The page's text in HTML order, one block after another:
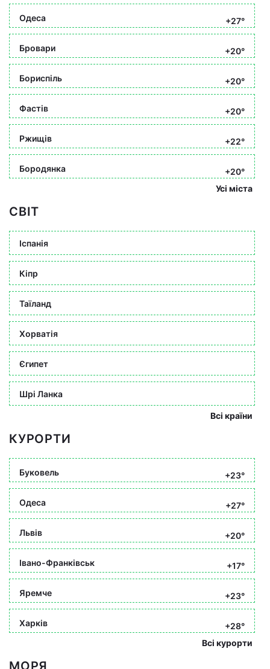
Одеса +27°
Бровари +20°
Бориспіль +20°
Фастів +20°
Ржищів +22°
Бородянка
+20°
Усі міста
СВІТ
Іспанія
Кіпр
Таїланд
Хорватія
Єгипет
Шрі Ланка
Всі країни
КУРОРТИ
Буковель +23°
Одеса +27°
Львів +20°
Івано-Франківськ +17°
Яремче +23°
Харків
+28°
Всі курорти
МОРЯ